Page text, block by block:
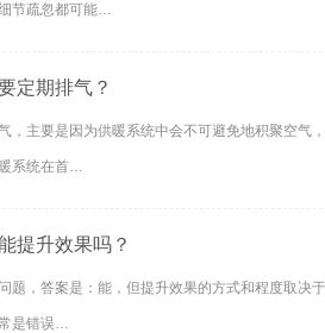
节疏忽都可能…
定期排气？
要是因为供暖系统中会不可避免地积聚空气，这些空气会
系统在首…
提升效果吗？
题，答案是：能，但提升效果的方式和程度取决
常是错误…